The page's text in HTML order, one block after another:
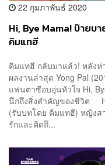
22 กุมภาพันธ์ 2020
Hi, Bye Mama! บ๊ายบ
คิมแทฮี
คิมแทฮี กลับมาแล้ว! หลังห่
ผลงานล่าสุด Yong Pal
แฟนตาซีอบอุ่นหัวใจ Hi,
นึกถึงสิ่งสำคัญของชีวิต
(รับบทโดย คิมแทฮี) หญิงส
รักและคิดถึ...